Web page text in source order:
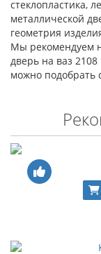
стеклопластика,
металлической
геометрия
Мы рекомендуем
дверь на ваз
можно подобрать